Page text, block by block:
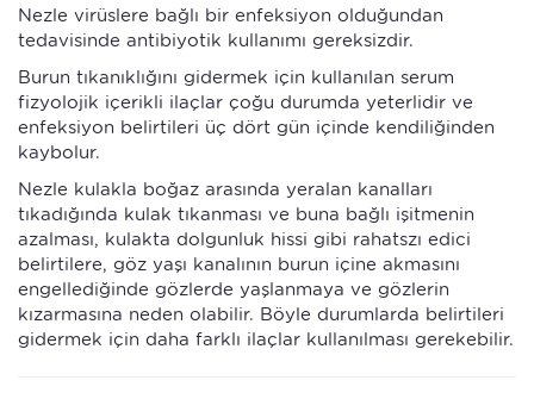
Nezle virüslere bağlı bir enfeksiyon olduğundan
tedavisinde antibiyotik kullanımı gereksizdir.
Burun tıkanıklığını gidermek için kullanılan serum
fizyolojik içerikli ilaçlar çoğu durumda yeterlidir ve
enfeksiyon belirtileri üç dört gün içinde kendiliğinden
kaybolur.
Nezle kulakla boğaz arasında yeralan kanalları
tıkadığında kulak tıkanması ve buna bağlı işitmenin
azalması, kulakta dolgunluk hissi gibi rahatszı edici
belirtilere, göz yaşı kanalının burun içine akmasını
engellediğinde gözlerde yaşlanmaya ve gözlerin
kızarmasına neden olabilir. Böyle durumlarda belirtileri
gidermek için daha farklı ilaçlar kullanılması gerekebilir.